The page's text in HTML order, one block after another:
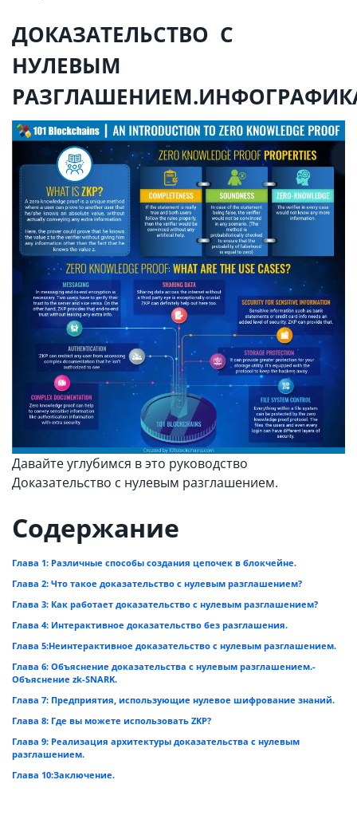
ДОКАЗАТЕЛЬСТВО С
НУЛЕВЫМ
РАЗГЛАШЕНИЕМ.
Давайте углубимся в это руководство
Доказательство с нулевым разглашением.
Содержание
Глава 1: Различные способы создания цепочек в блокчейне.
Глава 2: Что такое доказательство с нулевым разглашением?
Глава 3: Как работает доказательство с нулевым разглашением?
Глава 4: Интерактивное доказательство без разглашения.
Глава 5:Неинтерактивное доказательство с нулевым разглашением.
Глава 6: Объяснение доказательства с нулевым разглашением.-
Объяснение zk-SNARK.
Глава 7: Предприятия, использующие нулевое шифрование знаний.
Глава 8: Где вы можете использовать ZKP?
Глава 9: Реализация архитектуры доказательства с нулевым
разглашением.
Глава 10:Заключение.